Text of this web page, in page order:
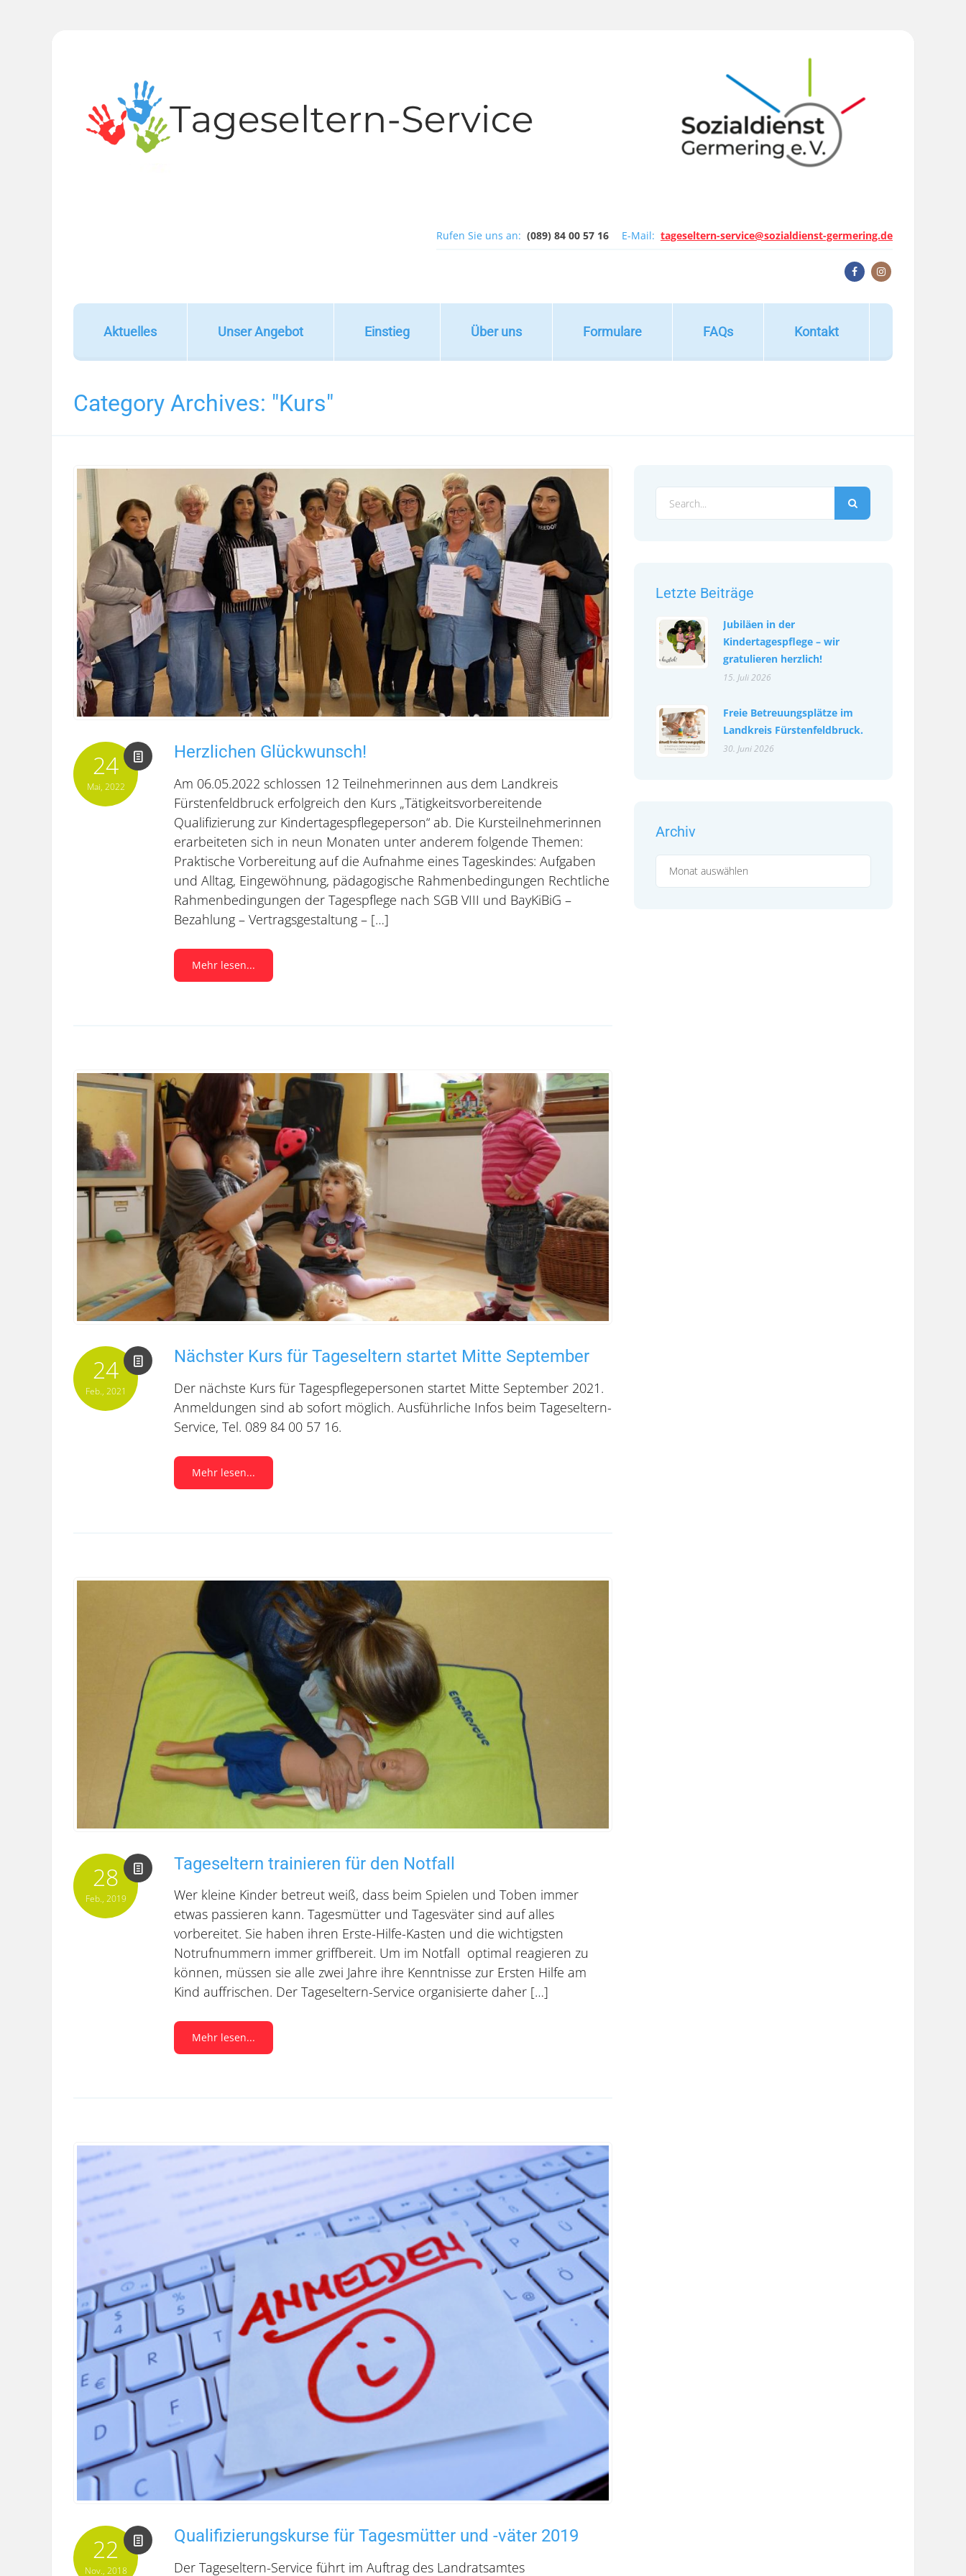
Rufen Sie uns an: (089) 84 00 57 16 E-Mail: tageseltern-service@sozialdienst-germering.de
Aktuelles Unser Angebot Einstieg Über uns Formulare FAQs Kontakt
Category Archives: "Kurs"
24
Mai, 2022
Herzlichen Glückwunsch!
Am 06.05.2022 schlossen 12 Teilnehmerinnen aus dem Landkreis
Fürstenfeldbruck erfolgreich den Kurs „Tätigkeitsvorbereitende
Qualifizierung zur Kindertagespflegeperson“ ab. Die Kursteilnehmerinnen
erarbeiteten sich in neun Monaten unter anderem folgende Themen:
Praktische Vorbereitung auf die Aufnahme eines Tageskindes: Aufgaben
und Alltag, Eingewöhnung, pädagogische Rahmenbedingungen Rechtliche
Rahmenbedingungen der Tagespflege nach SGB VIII und BayKiBiG –
Bezahlung – Vertragsgestaltung – […]
Mehr lesen...
24
Feb., 2021
Nächster Kurs für Tageseltern startet Mitte September
Der nächste Kurs für Tagespflegepersonen startet Mitte September 2021.
Anmeldungen sind ab sofort möglich. Ausführliche Infos beim Tageseltern-
Service, Tel. 089 84 00 57 16.
Mehr lesen...
28
Feb., 2019
Tageseltern trainieren für den Notfall
Wer kleine Kinder betreut weiß, dass beim Spielen und Toben immer
etwas passieren kann. Tagesmütter und Tagesväter sind auf alles
vorbereitet. Sie haben ihren Erste-Hilfe-Kasten und die wichtigsten
Notrufnummern immer griffbereit. Um im Notfall optimal reagieren zu
können, müssen sie alle zwei Jahre ihre Kenntnisse zur Ersten Hilfe am
Kind auffrischen. Der Tageseltern-Service organisierte daher […]
Mehr lesen...
22
Nov., 2018
Qualifizierungskurse für Tagesmütter und -väter 2019
Der Tageseltern-Service führt im Auftrag des Landratsamtes
Letzte Beiträge
Jubiläen in der
Kindertagespflege – wir
gratulieren herzlich!
15. Juli 2026
Freie Betreuungsplätze im
Landkreis Fürstenfeldbruck.
30. Juni 2026
Archiv
Archiv